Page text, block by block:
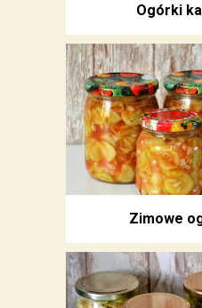
Ogórki
Zimowe